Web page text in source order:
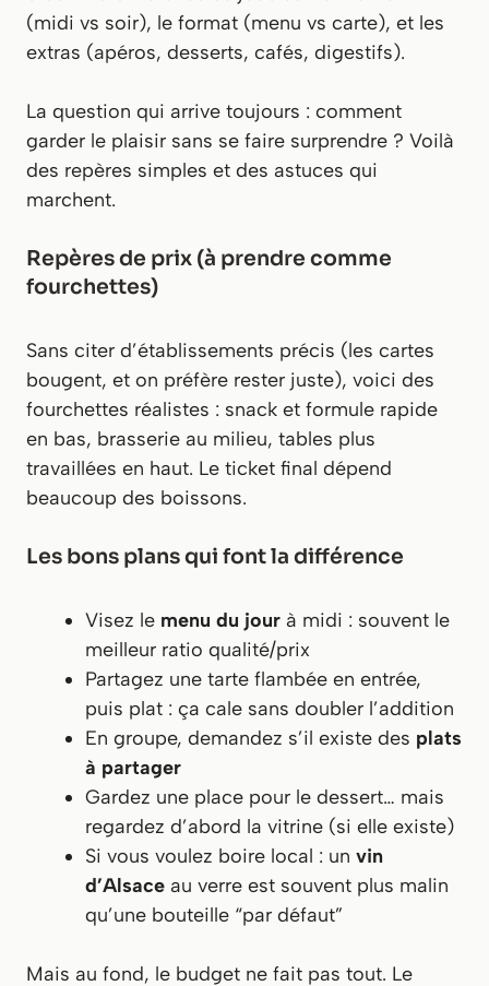
(midi vs soir), le format (menu vs carte), et les
extras (apéros, desserts, cafés, digestifs).
La question qui arrive toujours : comment
garder le plaisir sans se faire surprendre ? Voilà
des repères simples et des astuces qui
marchent.
Repères de prix (à prendre comme
fourchettes)
Sans citer d’établissements précis (les cartes
bougent, et on préfère rester juste), voici des
fourchettes réalistes : snack et formule rapide
en bas, brasserie au milieu, tables plus
travaillées en haut. Le ticket final dépend
beaucoup des boissons.
Les bons plans qui font la différence
Visez le menu du jour à midi : souvent le
meilleur ratio qualité/prix
Partagez une tarte flambée en entrée,
puis plat : ça cale sans doubler l’addition
En groupe, demandez s’il existe des plats
à partager
Gardez une place pour le dessert… mais
regardez d’abord la vitrine (si elle existe)
Si vous voulez boire local : un vin
d’Alsace au verre est souvent plus malin
qu’une bouteille “par défaut”
Mais au fond, le budget ne fait pas tout. Le